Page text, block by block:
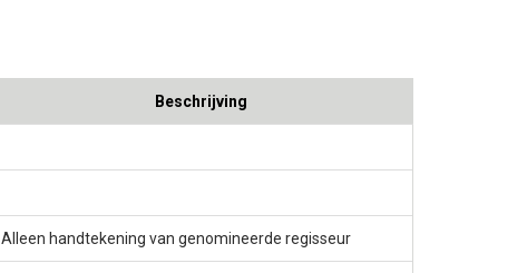
Beschrijving
Alleen handtekening van genomineerde regisseur